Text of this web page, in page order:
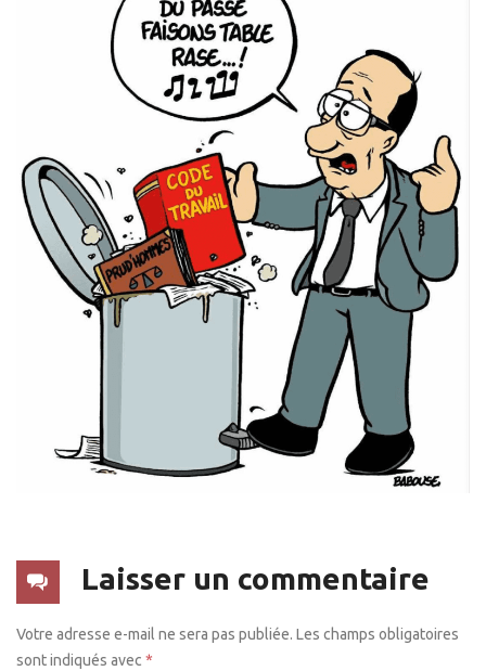
Laisser un commentaire
Votre adresse e-mail ne sera pas publiée. Les champs obligatoires
sont indiqués avec *